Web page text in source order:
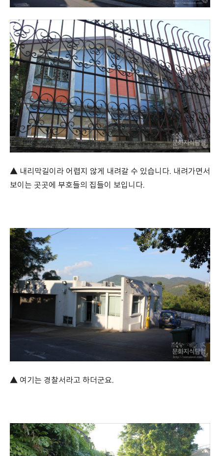
▲ 내리막길이라 어렵지 않게 내려갈 수 있습니다. 내려가면서
보이는 곳곳에 부호들의 집들이 보입니다.
▲ 여기는 경찰서라고 하더군요.